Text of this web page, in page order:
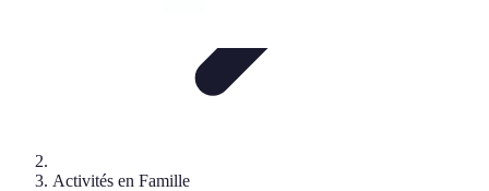
Activités en Famille